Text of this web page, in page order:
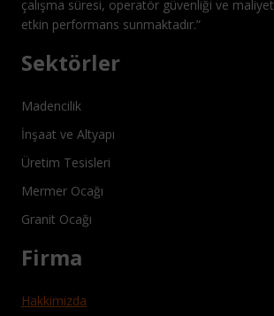
çalışma süresi, operatör güvenliği ve maliyet
etkin performans sunmaktadır.”
Sektörler
Madencilik
İnşaat ve Altyapı
Üretim Tesisleri
Mermer Ocağı
Granit Ocağı
Firma
Hakkimizda